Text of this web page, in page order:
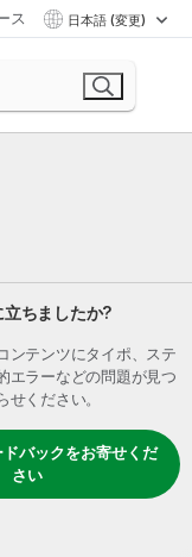
ス 日本語 (変更)
ちましたか?
ンテンツにタイポ、ステ
エラーなどの問題が見つ
せください。
バックをお寄せくだ
さい